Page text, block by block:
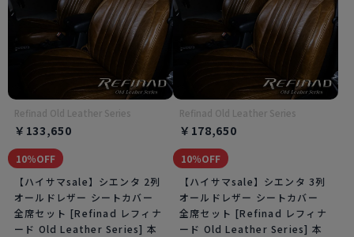
Refinad Old Leather Series
￥133,650
10％OFF
【ハイサマsale】シエンタ 2列
オールドレザー シートカバー
全席セット [Refinad レフィナ
ード Old Leather Series] 本
Refinad Old Leather Series
￥178,650
10％OFF
【ハイサマsale】シエンタ 3列
オールドレザー シートカバー
全席セット [Refinad レフィナ
ード Old Leather Series] 本